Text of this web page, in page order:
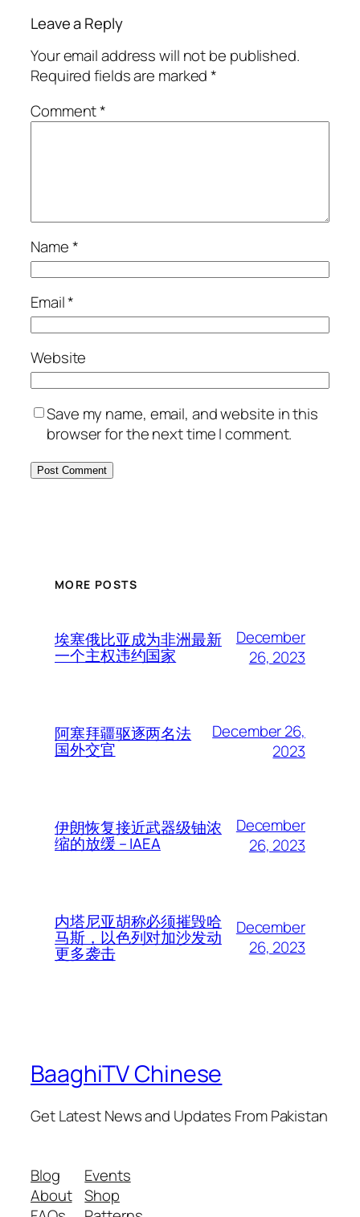
Leave a Reply
Your email address will not be published.
Required fields are marked*
Comment*
Name*
Email*
Website
Save my name, email, and website in this
browser for the next time I comment.
MORE POSTS
埃塞俄比亚成为非洲最新
一个主权违约国家
December
26, 2023
阿塞拜疆驱逐两名法
国外交官
December 26,
2023
伊朗恢复接近武器级铀浓
缩的放缓 – IAEA
December
26, 2023
内塔尼亚胡称必须摧毁哈
马斯，以色列对加沙发动
更多袭击
December
26, 2023
BaaghiTV Chinese
Get Latest News and Updates From Pakistan
Blog
About
Events
Shop